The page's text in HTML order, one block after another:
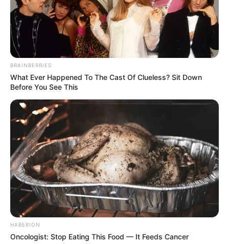
BRAINBERRIES
What Ever Happened To The Cast Of Clueless? Sit Down
Before You See This
HABERION
Oncologist: Stop Eating This Food — It Feeds Cancer